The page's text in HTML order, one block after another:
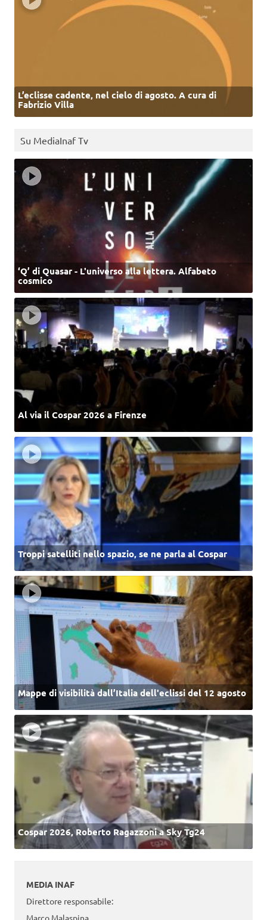
L’eclisse cadente, nel cielo di agosto. A cura di
Fabrizio Villa
Su MediaInaf Tv
‘Q’ di Quasar - L'universo alla lettera. Alfabeto
cosmico
Al via il Cospar 2026 a Firenze
Troppi satelliti nello spazio, se ne parla al Cospar
Mappe di visibilità dall’Italia dell'eclissi del 12 agosto
Cospar 2026, Roberto Ragazzoni a Sky Tg24
MEDIA INAF
Direttore responsabile:
Marco Malaspina